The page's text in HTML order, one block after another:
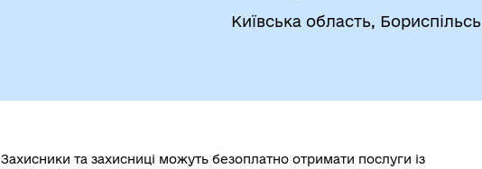
Київська область,
Захисники та захисниці можуть безоплатно отримати послуги із